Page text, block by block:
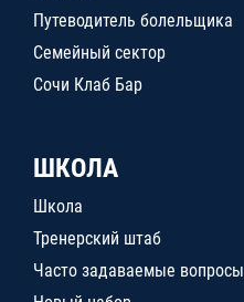
Путеводитель болельщика
Семейный сектор
Сочи Клаб Бар
ШКОЛА
Школа
Тренерский штаб
Часто задаваемые вопросы